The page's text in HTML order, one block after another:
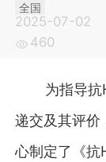
全国
2025-07-02
460
为指导
递交及其评价
心制定了《抗